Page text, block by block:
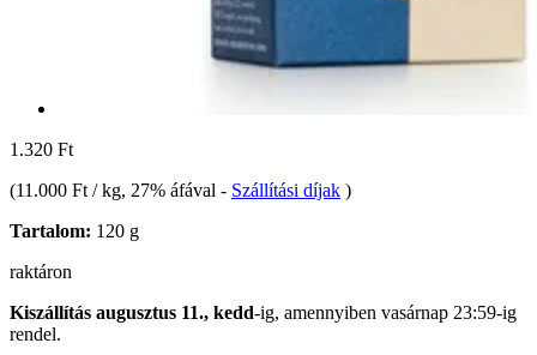
1.320 Ft
(11.000 Ft / kg, 27% áfával - Szállítási díjak )
Tartalom: 120 g
raktáron
Kiszállítás augusztus 11., kedd-ig, amennyiben vasárnap 23:59-ig
rendel.